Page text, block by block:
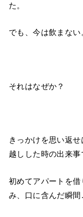
た。
でも、今は飲まない
それはなぜか？
きっかけを思い返
越しした時の出来事
初めてアパートを
み、口に含んだ瞬